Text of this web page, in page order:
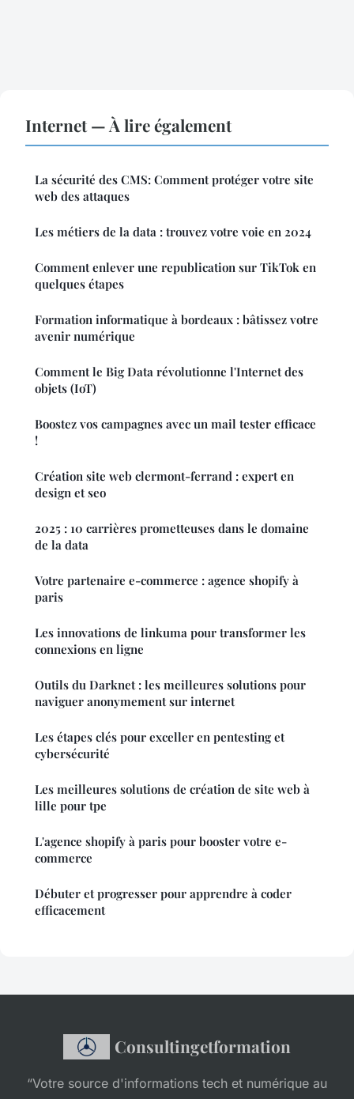
Internet — À lire également
La sécurité des CMS: Comment protéger votre site
web des attaques
Les métiers de la data : trouvez votre voie en 2024
Comment enlever une republication sur TikTok en
quelques étapes
Formation informatique à bordeaux : bâtissez votre
avenir numérique
Comment le Big Data révolutionne l'Internet des
objets (IoT)
Boostez vos campagnes avec un mail tester efficace
!
Création site web clermont-ferrand : expert en
design et seo
2025 : 10 carrières prometteuses dans le domaine
de la data
Votre partenaire e-commerce : agence shopify à
paris
Les innovations de linkuma pour transformer les
connexions en ligne
Outils du Darknet : les meilleures solutions pour
naviguer anonymement sur internet
Les étapes clés pour exceller en pentesting et
cybersécurité
Les meilleures solutions de création de site web à
lille pour tpe
L'agence shopify à paris pour booster votre e-
commerce
Débuter et progresser pour apprendre à coder
efficacement
Consultingetformation
“Votre source d'informations tech et numérique au